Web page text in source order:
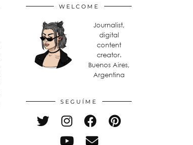
WELCOME
Journalist,
digital
content
creator.
Buenos Aires,
Argentina
SEGUÍME